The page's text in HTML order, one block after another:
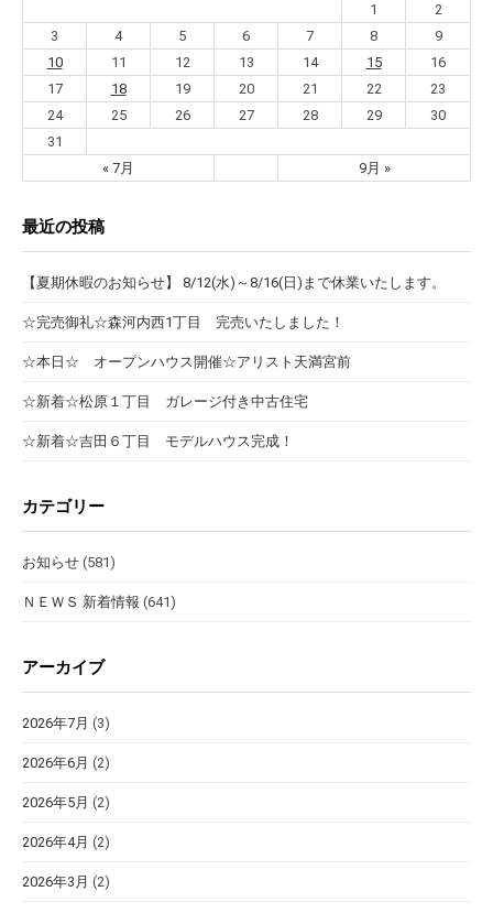
« 7月 9月 »
1
2
3
4 5 6 7 8
9
10
11 12 13 14 15
16
17
18 19 20 21 22
23
24
25 26 27 28 29
30
31
最近の投稿
【夏期休暇のお知らせ】 8/12(水)～8/16(日)まで休業いたします。
☆完売御礼☆森河内西1丁目 完売いたしました！
☆本日☆ オープンハウス開催☆アリスト天満宮前
☆新着☆松原１丁目 ガレージ付き中古住宅
☆新着☆吉田６丁目 モデルハウス完成！
カテゴリー
お知らせ (581)
ＮＥＷＳ 新着情報 (641)
アーカイブ
2026年7月 (3)
2026年6月 (2)
2026年5月 (2)
2026年4月 (2)
2026年3月 (2)